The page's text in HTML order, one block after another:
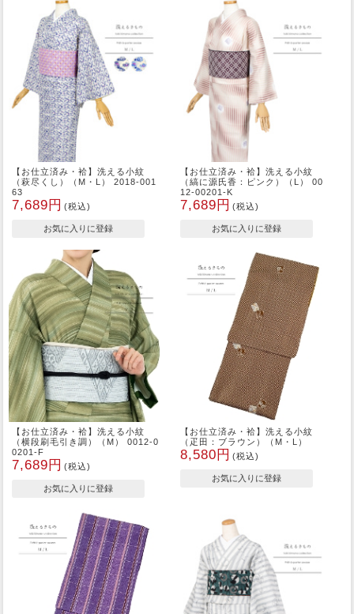
【お仕立済み・袷】洗える小紋
（萩尽くし）（M・L） 2018-001
63
7,689円 (税込)
【お仕立済み・袷】洗える小紋
（縞に源氏香：ピンク）（L） 00
12-00201-K
7,689円 (税込)
【お仕立済み・袷】洗える小紋
（横段刷毛引き調）（M） 0012-0
0201-F
7,689円 (税込)
【お仕立済み・袷】洗える小紋
（疋田：ブラウン）（M・L）
8,580円 (税込)